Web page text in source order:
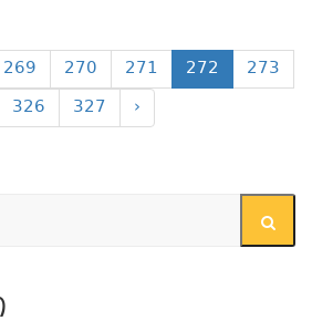
269 270 271 272
273
326 327 ›